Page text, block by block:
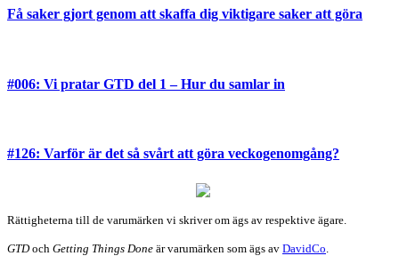
Få saker gjort genom att skaffa dig viktigare saker att göra
#006: Vi pratar GTD del 1 – Hur du samlar in
#126: Varför är det så svårt att göra veckogenomgång?
Rättigheterna till de varumärken vi skriver om ägs av respektive ägare.
GTDoch Getting Things Done är varumärken som ägs av DavidCo